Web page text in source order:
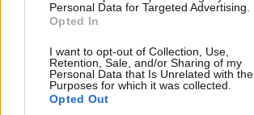
Personal Data for Targeted Advertising.
Opted In
I want to opt-out of Collection, Use,
Retention, Sale, and/or Sharing of my
Personal Data that Is Unrelated with the
Purposes for which it was collected.
Opted Out
Απαντήστε
TRENDING